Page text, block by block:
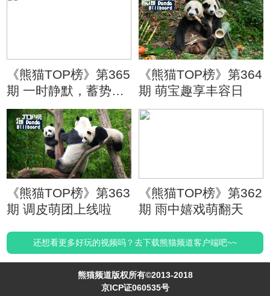
《熊猫TOP榜》第365
期 一时静默，蓄势待
发
《熊猫TOP榜》第364
期 萌宝趣享丰容日
《熊猫TOP榜》第363
期 调皮萌团上线啦
《熊猫TOP榜》第362
期 雨中嬉戏萌翻天
还想看更多好玩的视频吗？去下载熊猫频道客户端吧~~
熊猫频道版权所有©2013-2018
京ICP证060535号